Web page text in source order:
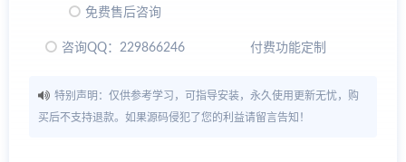
免费售后咨询
咨询QQ：229866246 付费功能定制
特别声明：仅供参考学习，可指导安装，永久使用更新无忧，购
买后不支持退款。如果源码侵犯了您的利益请留言告知！